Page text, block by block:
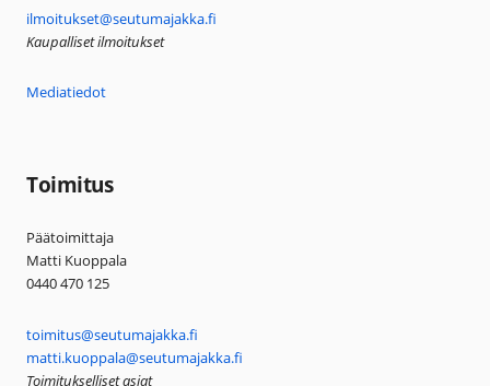
ilmoitukset@seutumajakka.fi
Kaupalliset ilmoitukset
Mediatiedot
Toimitus
Päätoimittaja
Matti Kuoppala
0440 470 125
toimitus@seutumajakka.fi
matti.kuoppala@seutumajakka.fi
Toimitukselliset asiat